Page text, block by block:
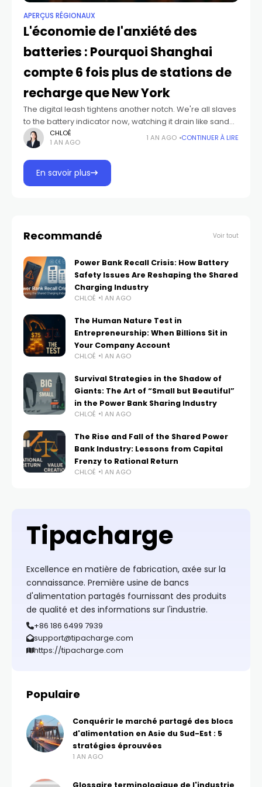
APERÇUS RÉGIONAUX
L'économie de l'anxiété des
batteries : Pourquoi Shanghai
compte 6 fois plus de stations de
recharge que New York
The digital leash tightens another notch. We're all slaves
to the battery indicator now, watching it drain like sand
through an hourglass, marking the inevitable march
toward technological impotence. Enter
CHLOÉ
1 AN AGO
1 AN AGO CONTINUER À LIRE
En savoir plus
Recommandé Voir tout
Power Bank Recall Crisis: How Battery
Safety Issues Are Reshaping the Shared
Charging Industry
CHLOÉ 1 AN AGO
The Human Nature Test in
Entrepreneurship: When Billions Sit in
Your Company Account
CHLOÉ 1 AN AGO
Survival Strategies in the Shadow of
Giants: The Art of “Small but Beautiful”
in the Power Bank Sharing Industry
CHLOÉ 1 AN AGO
The Rise and Fall of the Shared Power
Bank Industry: Lessons from Capital
Frenzy to Rational Return
CHLOÉ 1 AN AGO
Tipacharge
Excellence en matière de fabrication, axée sur la
connaissance. Première usine de bancs
d'alimentation partagés fournissant des produits
de qualité et des informations sur l'industrie.
+86 186 6499 7939
support@tipacharge.com
https://tipacharge.com
Populaire
Conquérir le marché partagé des blocs
d'alimentation en Asie du Sud-Est : 5
stratégies éprouvées
1 AN AGO
Glossaire terminologique de l'industrie